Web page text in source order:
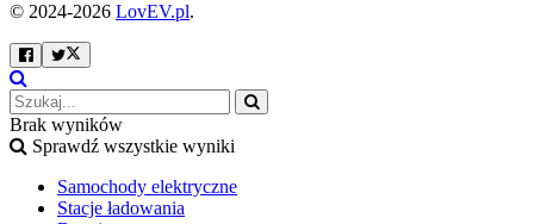
© 2024-2026 LovEV.pl.
Brak wyników
Sprawdź wszystkie wyniki
Samochody elektryczne
Stacje ładowania